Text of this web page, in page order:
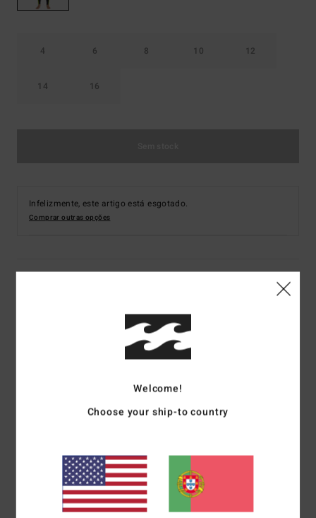
4 6 8 10 12
14 16
Infelizmente, este artigo está esgotado.
Comprar outras opções
Fato de surf com fecho nas costas Multi rapazes 6-16
Código de Cor
Espuma Lite
Fato completo de manga comprida
Espessura:4/3 mm
Fecho de correr atrás
Costuras GBS
Welcome!
Choose your ship-to country